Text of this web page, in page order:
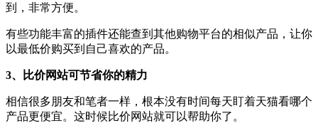
到，非常方便。
有些功能丰富的插件还能查到其他购物平台的相似产品，让你
以最低价购买到自己喜欢的产品。
3、比价网站可节省你的精力
相信很多朋友和笔者一样，根本没有时间每天盯着天猫看哪个
产品更便宜。这时候比价网站就可以帮助你了。